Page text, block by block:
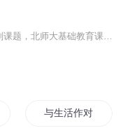
与生活作对的小人